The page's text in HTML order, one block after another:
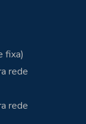
fixa)
rede
rede